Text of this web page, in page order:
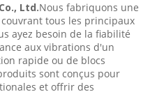
Ltd.Nous fabriquons une
tous les principaux
ayez besoin de la fiabilité
aux vibrations d'un
rapide ou de blocs
sont conçus pour
et offrir des